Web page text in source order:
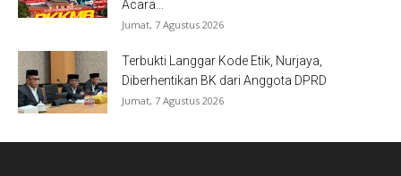
Acara...
Jumat, 7 Agustus 2026
Terbukti Langgar Kode Etik, Nurjaya,
Diberhentikan BK dari Anggota DPRD
Jumat, 7 Agustus 2026